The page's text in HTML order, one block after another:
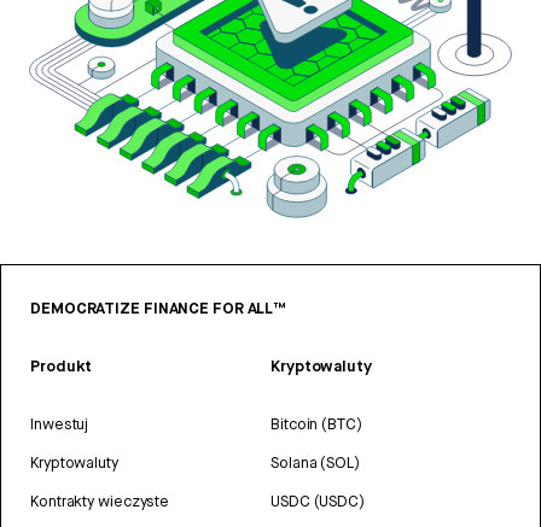
DEMOCRATIZE FINANCE FOR ALL™
Produkt
Inwestuj
Kryptowaluty
Kontrakty wieczyste
Kryptowaluty
Bitcoin (BTC)
Solana (SOL)
USDC (USDC)